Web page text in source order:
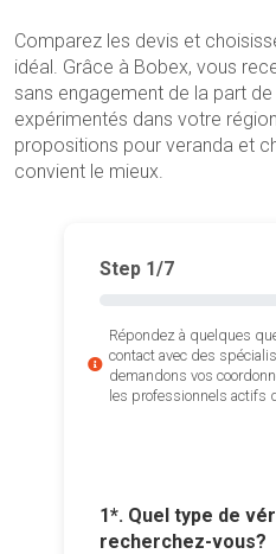
Comparez les devis et
idéal. Grâce à Bobex, vous
sans engagement de la part
expérimentés dans votre
propositions pour veranda et
convient le mieux.
Step 1/7
Répondez à quelques
contact avec des
demandons vos
les professionnels actifs
1*. Quel type de
recherchez-vous?